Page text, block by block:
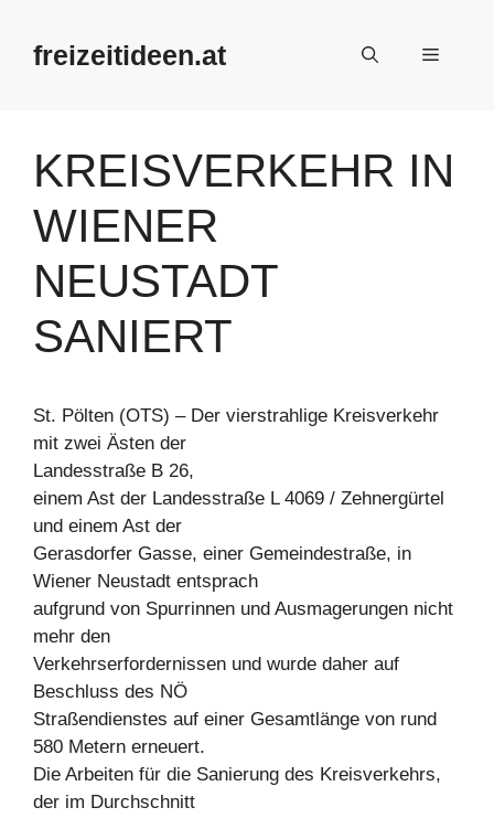
Inhalt
springenfreizeitideen.at Menü
KREISVERKEHR IN
WIENER
NEUSTADT
SANIERT
St. Pölten (OTS) – Der vierstrahlige Kreisverkehr
mit zwei Ästen der
Landesstraße B 26,
einem Ast der Landesstraße L 4069 / Zehnergürtel
und einem Ast der
Gerasdorfer Gasse, einer Gemeindestraße, in
Wiener Neustadt entsprach
aufgrund von Spurrinnen und Ausmagerungen nicht
mehr den
Verkehrserfordernissen und wurde daher auf
Beschluss des NÖ
Straßendienstes auf einer Gesamtlänge von rund
580 Metern erneuert.
Die Arbeiten für die Sanierung des Kreisverkehrs,
der im Durchschnitt